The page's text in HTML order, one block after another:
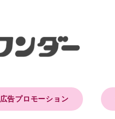
広告プロモーション